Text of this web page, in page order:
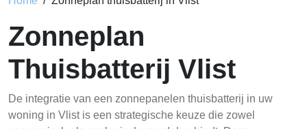
Zonneplan
Thuisbatterij Vlist
De integratie van een zonnepanelen thuisbatterij in uw
woning in Vlist is een strategische keuze die zowel